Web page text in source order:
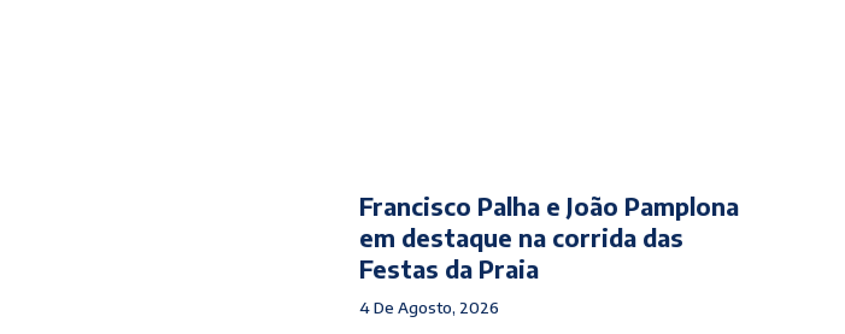
Francisco Palha e João Pamplona
em destaque na corrida das
Festas da Praia
4 De Agosto, 2026